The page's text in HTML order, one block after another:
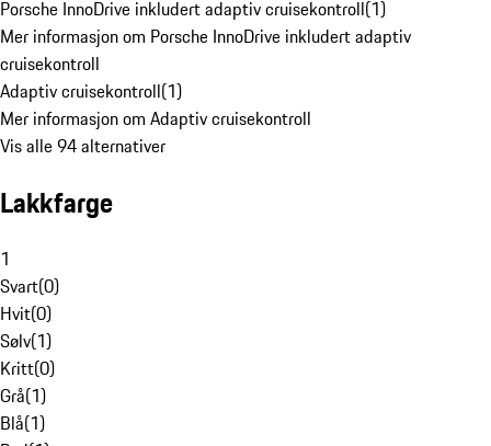
Porsche InnoDrive inkludert adaptiv cruisekontroll(1)
Mer informasjon om Porsche InnoDrive inkludert adaptiv
cruisekontroll
Adaptiv cruisekontroll(1)
Mer informasjon om Adaptiv cruisekontroll
Vis alle 94 alternativer
Lakkfarge
1
Svart(0)
Hvit(0)
Sølv(1)
Kritt(0)
Grå(1)
Blå(1)